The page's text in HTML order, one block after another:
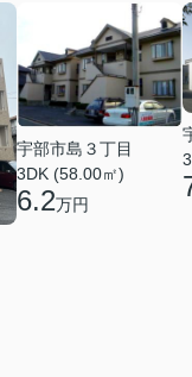
宇部市島３丁目
3DK (58.00㎡)
6.2万円